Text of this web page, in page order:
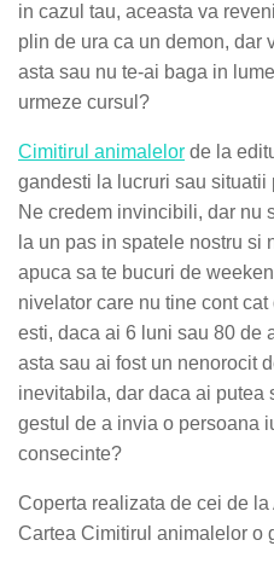
in cazul tau, aceasta va
plin de ura ca un demon, dar
asta sau nu te-ai baga in
urmeze cursul?
Cimitirul animalelor de la
gandesti la lucruri sau situatii
Ne credem invincibili, dar nu
la un pas in spatele nostru si
apuca sa te bucuri de
nivelator care nu tine cont
esti, daca ai 6 luni sau 80 de
asta sau ai fost un nenorocit
inevitabila, dar daca ai putea
gestul de a invia o persoana
consecinte?
Coperta realizata de cei de
Cartea Cimitirul animalelor o